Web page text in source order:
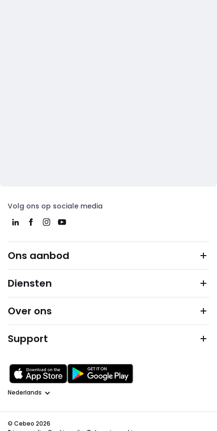
Volg ons op sociale media
Ons aanbod
Diensten
Over ons
Support
Taal
© Cebeo 2026